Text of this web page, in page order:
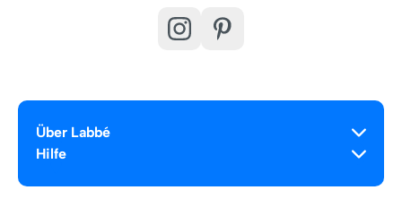
Über Labbé
Hilfe